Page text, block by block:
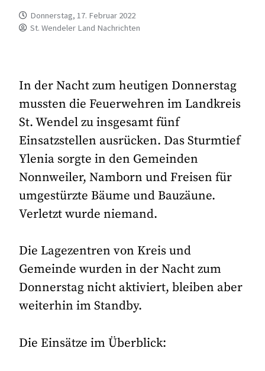
Donnerstag, 17. Februar 2022
St. Wendeler Land Nachrichten
In der Nacht zum heutigen Donnerstag
mussten die Feuerwehren im Landkreis
St. Wendel zu insgesamt fünf
Einsatzstellen ausrücken. Das Sturmtief
Ylenia sorgte in den Gemeinden
Nonnweiler, Namborn und Freisen für
umgestürzte Bäume und Bauzäune.
Verletzt wurde niemand.
Die Lagezentren von Kreis und
Gemeinde wurden in der Nacht zum
Donnerstag nicht aktiviert, bleiben aber
weiterhin im Standby.
Die Einsätze im Überblick: